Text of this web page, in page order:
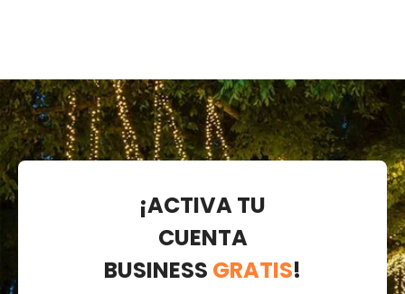
¡ACTIVA TU
CUENTA
BUSINESS GRATIS!